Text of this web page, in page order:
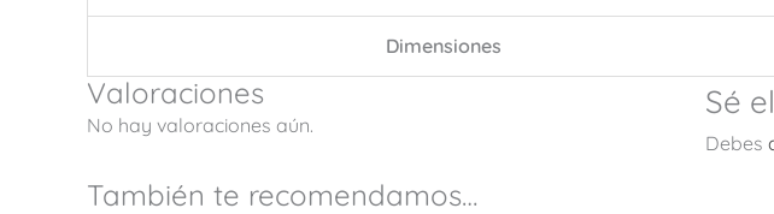
Dimensiones
Valoraciones
No hay valoraciones aún.
Sé
Debes
También te recomendamos…